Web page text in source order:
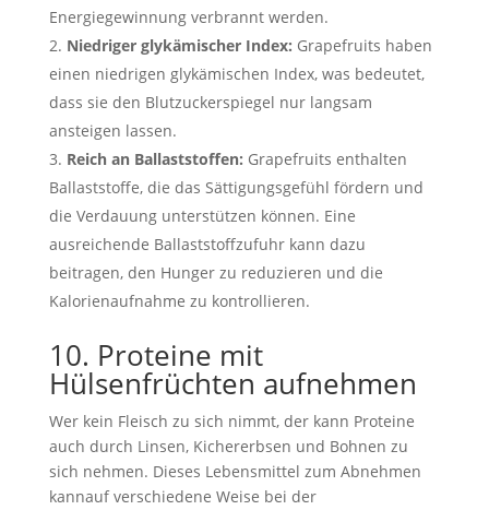
Energiegewinnung verbrannt werden.
Niedriger glykämischer Index: Grapefruits haben
einen niedrigen glykämischen Index, was bedeutet,
dass sie den Blutzuckerspiegel nur langsam
ansteigen lassen.
Reich an Ballaststoffen: Grapefruits enthalten
Ballaststoffe, die das Sättigungsgefühl fördern und
die Verdauung unterstützen können. Eine
ausreichende Ballaststoffzufuhr kann dazu
beitragen, den Hunger zu reduzieren und die
Kalorienaufnahme zu kontrollieren.
10. Proteine mit
Hülsenfrüchten aufnehmen
Wer kein Fleisch zu sich nimmt, der kann Proteine
auch durch Linsen, Kichererbsen und Bohnen zu
sich nehmen. Dieses Lebensmittel zum Abnehmen
kannauf verschiedene Weise bei der